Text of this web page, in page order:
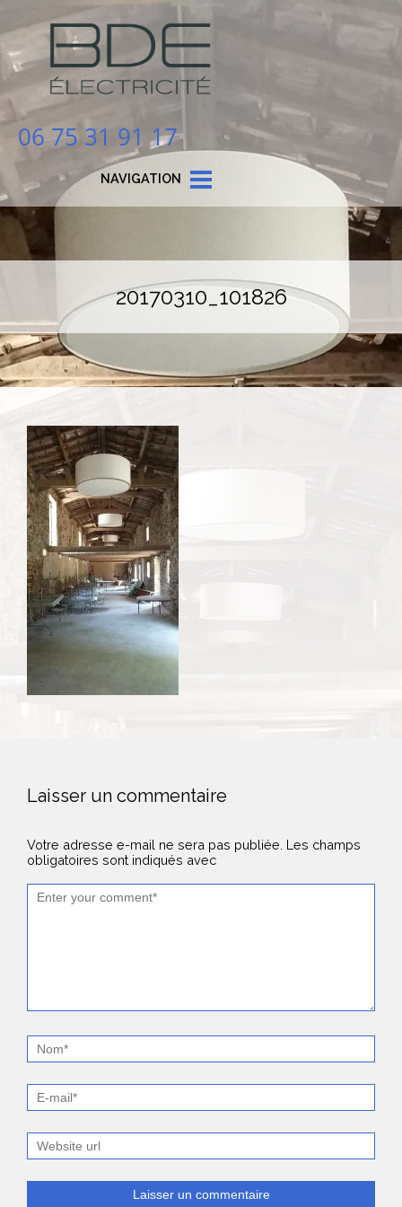
06 75 31 91 17
NAVIGATION
20170310_101826
Laisser un commentaire
Votre adresse e-mail ne sera pas publiée. Les champs
obligatoires sont indiqués avec